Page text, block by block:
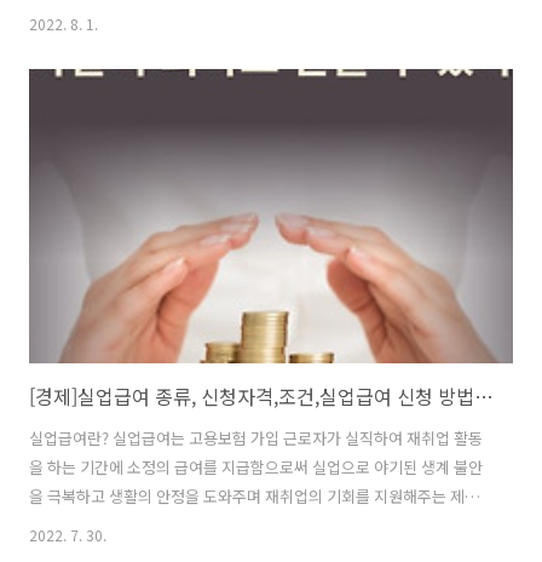
온은 38-39도로 사람보다 높아 더위에 취약하다. 우리 댕댕이의 더위를
이상이 수분으로 이뤄져 더운 여름 탈수를 예방하고 체수분을 유지하는
2022. 8. 1.
[경제]실업급여 종류, 신청자격,조건,실업급여 신청 방법과 절차,실업급여 계산법,재취업활동 최소횟수와 인정범위,반복장기 수급자 실업인정기준
실업급여란? 실업급여는 고용보험 가입 근로자가 실직하여 재취업 활동
을 하는 기간에 소정의 급여를 지급함으로써 실업으로 야기된 생계 불안
을 극복하고 생활의 안정을 도와주며 재취업의 기회를 지원해주는 제도
를 말한다. 취업촉진수당 실업급여 신청은? 실업급여 신청은 고용보험
2022. 7. 30.